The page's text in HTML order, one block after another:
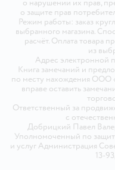
о нарушении их прав,
о защите прав
Режим работы: заказ
выбранного магазина.
расчёт. Оплата товара
из
Адрес электронной
Книга замечаний и
по месту нахождения ООО
вправе оставить
Ответственный за
с
Добрицкий Павел
Уполномоченный по
и услуг Администрация
13-